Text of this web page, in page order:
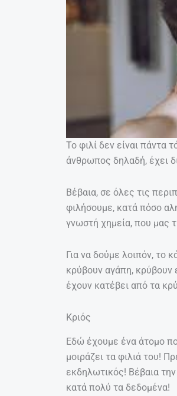
Το φιλί δεν είναι πάντα
άνθρωπος δηλαδή, έχει
Βέβαια, σε όλες τις
φιλήσουμε, κατά πόσο
γνωστή χημεία, που μας
Για να δούμε λοιπόν, το
κρύβουν αγάπη, κρύβουν
έχουν κατέβει από τα
Κριός
Εδώ έχουμε ένα άτομο
μοιράζει τα φιλιά του!
εκδηλωτικός! Βέβαια
κατά πολύ τα δεδομένα!